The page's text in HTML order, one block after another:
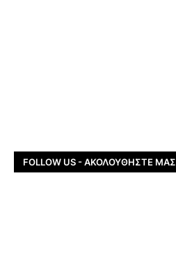
FOLLOW US - ΑΚΟΛΟΥΘΉΣΤΕ ΜΑΣ